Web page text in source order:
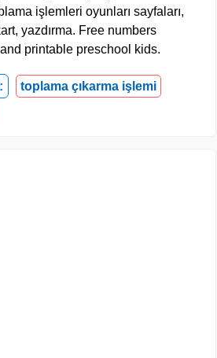
işlemleri oyunları sayfaları,
yazdırma. Free numbers
printable preschool kids.
toplama çıkarma işlemi